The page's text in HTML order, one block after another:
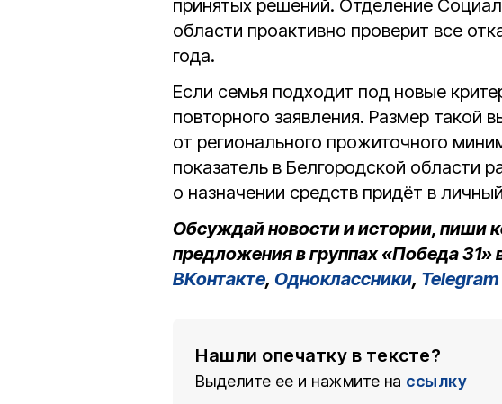
принятых решений. Отделение
области проактивно проверит все
года.
Если семья подходит под новые
повторного заявления. Размер такой
от регионального прожиточного
показатель в Белгородской области
о назначении средств придёт в
Обсуждай новости и истории, пиши
предложения в группах «Победа 31»
ВКонтакте, Одноклассники, Telegram
Нашли опечатку в тексте?
Выделите ее и нажмите на ссылку